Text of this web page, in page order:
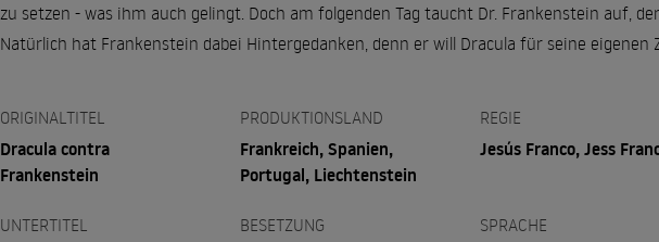
zu setzen - was ihm auch gelingt. Doch am folgenden Tag taucht Dr. Frankenstein auf,
Natürlich hat Frankenstein dabei Hintergedanken, denn er will Dracula für seine eigenen
ORIGINALTITEL
Dracula contra
Frankenstein
PRODUKTIONSLAND
Frankreich, Spanien,
Portugal, Liechtenstein
REGIE
Jesús Franco, Jess
UNTERTITEL BESETZUNG SPRACHE